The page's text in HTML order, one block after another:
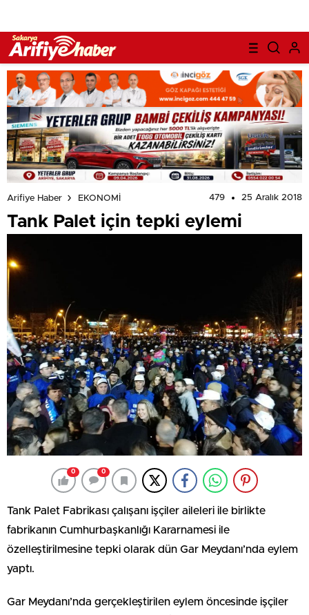
Arifiye Haber EKONOMİ 479 25 Aralık 2018
Tank Palet için tepki eylemi
0 0
Tank Palet Fabrikası çalışanı işçiler aileleri ile birlikte
fabrikanın Cumhurbaşkanlığı Kararnamesi ile
özelleştirilmesine tepki olarak dün Gar Meydanı’nda eylem
yaptı.
Gar Meydanı’nda gerçekleştirilen eylem öncesinde işçiler